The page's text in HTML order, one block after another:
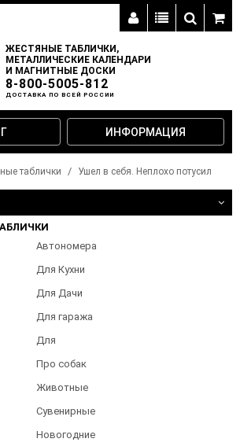
ЖЕСТЯНЫЕ ТАБЛИЧКИ,
МЕТАЛЛИЧЕСКИЕ КАЛЕНДАРИ
И МАГНИТНЫЕ ДОСКИ
8-800-5005-812
ДОСТАВКА ПО ВСЕЙ РОССИИ
ИНФОРМАЦИЯ
таблички Ушел в себя. Неплохо потусил
Автономера
Для Кухни
Для Дачи
Для гаража
Для
Про собак
Животные
Сувенирные
Новогодние